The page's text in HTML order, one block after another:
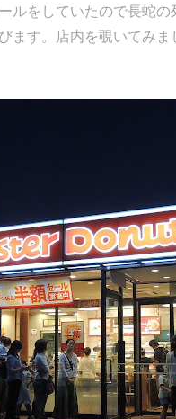
をしていたので長蛇
ます。店内を覗いてみ